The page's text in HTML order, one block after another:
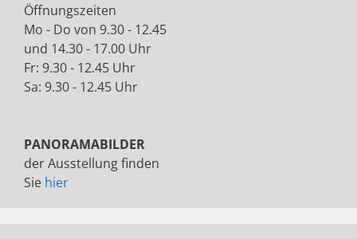
Öffnungszeiten
Mo - Do von 9.30 - 12.45
und 14.30 - 17.00 Uhr
Fr: 9.30 - 12.45 Uhr
Sa: 9.30 - 12.45 Uhr
PANORAMABILDER
der Ausstellung finden
Sie hier